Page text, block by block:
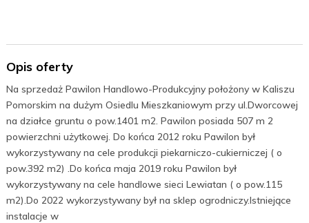
Opis oferty
Na sprzedaż Pawilon Handlowo-Produkcyjny położony w Kaliszu
Pomorskim na dużym Osiedlu Mieszkaniowym przy ul.Dworcowej
na działce gruntu o pow.1401 m2. Pawilon posiada 507 m 2
powierzchni użytkowej. Do końca 2012 roku Pawilon był
wykorzystywany na cele produkcji piekarniczo-cukierniczej ( o
pow.392 m2) .Do końca maja 2019 roku Pawilon był
wykorzystywany na cele handlowe sieci Lewiatan ( o pow.115
m2).Do 2022 wykorzystywany był na sklep ogrodniczy.Istniejące
instalacje w